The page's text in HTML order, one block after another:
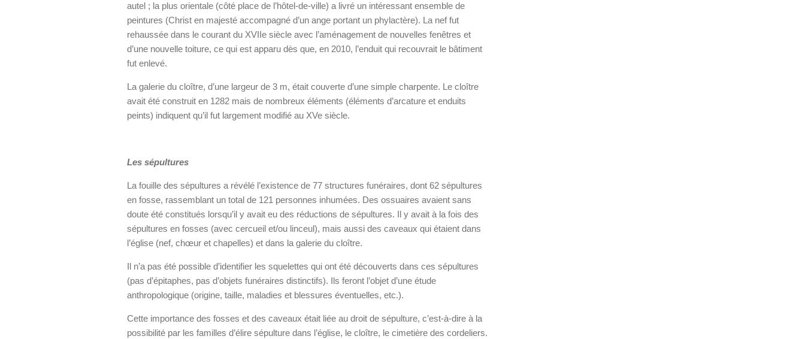
autel ; la plus orientale (côté place de l’hôtel-de-ville) a livré un intéressant ensemble de
peintures (Christ en majesté accompagné d’un ange portant un phylactère). La nef fut
rehaussée dans le courant du XVIIe siècle avec l’aménagement de nouvelles fenêtres et
d’une nouvelle toiture, ce qui est apparu dès que, en 2010, l’enduit qui recouvrait le bâtiment
fut enlevé.
La galerie du cloître, d’une largeur de 3 m, était couverte d’une simple charpente. Le cloître
avait été construit en 1282 mais de nombreux éléments (éléments d’arcature et enduits
peints) indiquent qu’il fut largement modifié au XVe siècle.
Les sépultures
La fouille des sépultures a révélé l’existence de 77 structures funéraires, dont 62 sépultures
en fosse, rassemblant un total de 121 personnes inhumées. Des ossuaires avaient sans
doute été constitués lorsqu’il y avait eu des réductions de sépultures. Il y avait à la fois des
sépultures en fosses (avec cercueil et/ou linceul), mais aussi des caveaux qui étaient dans
l’église (nef, chœur et chapelles) et dans la galerie du cloître.
Il n’a pas été possible d’identifier les squelettes qui ont été découverts dans ces sépultures
(pas d’épitaphes, pas d’objets funéraires distinctifs). Ils feront l’objet d’une étude
anthropologique (origine, taille, maladies et blessures éventuelles, etc.).
Cette importance des fosses et des caveaux était liée au droit de sépulture, c’est-à-dire à la
possibilité par les familles d’élire sépulture dans l’église, le cloître, le cimetière des cordeliers.